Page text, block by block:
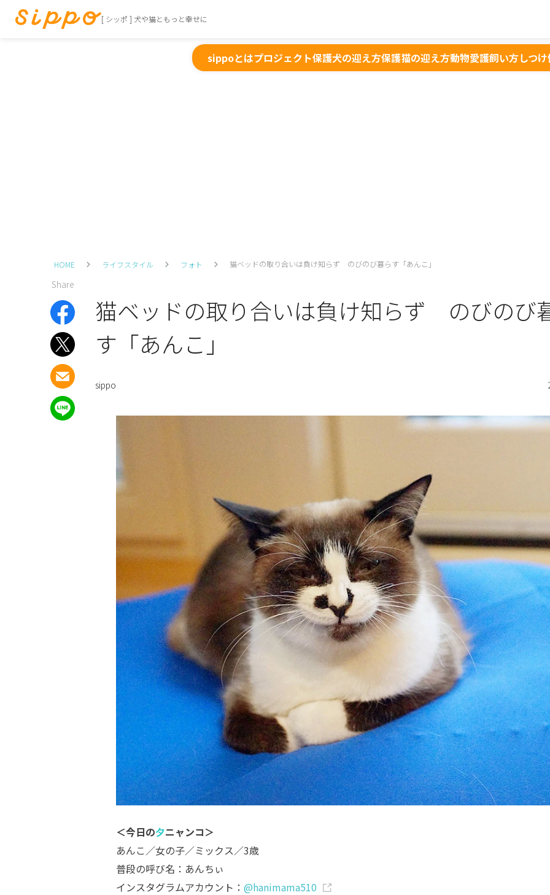
[ シッポ ] 犬や猫ともっと幸せに
sippoとはプロジェクト保護犬の迎え方保護猫の迎え方動物愛護飼い方しつけ
HOME ライフスタイル フォト 猫ベッドの取り合いは負け知らず のびのび暮らす「あんこ」
Share
猫ベッドの取り合いは負け知らず のびのび
す「あんこ」
sippo
＜今日の夕ニャンコ＞
あんこ／女の子／ミックス／3歳
普段の呼び名：あんちぃ
インスタグラムアカウント： @hanimama510